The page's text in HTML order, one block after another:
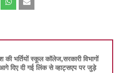
भर्तियों स्कूल कॉलेज,सरकारी विभागों
दिए दी गई लिंक से व्हाट्सएप पर जुड़े